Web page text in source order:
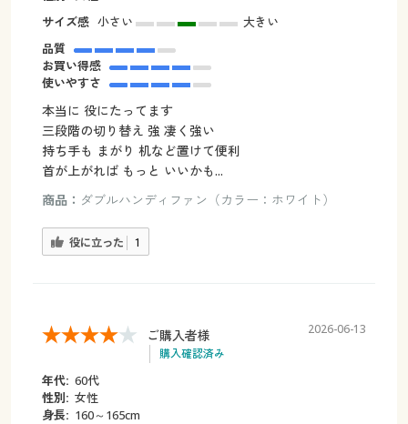
サイズ感 小さい
大きい
品質
お買い得感
使いやすさ
本当に 役にたってます
三段階の切り替え 強 凄く強い
持ち手も まがり 机など置けて便利
首が上がれば もっと いいかも...
商品： ダブルハンディファン（カラー：ホワイト）
役に立った 1
ご購入者様
購入確認済み
2026-06-13
年代: 60代
性別: 女性
身長: 160～165cm